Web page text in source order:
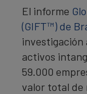
El informe
(GIFT™) de
investigación
activos
59.000
valor total de